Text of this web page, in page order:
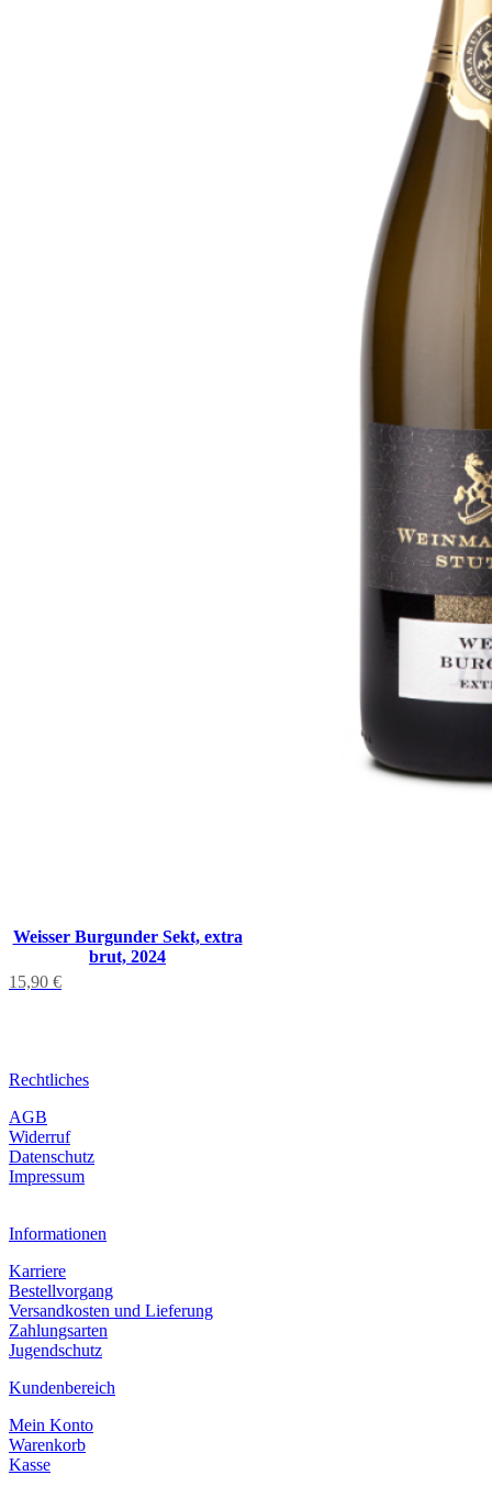
Weisser Burgunder Sekt, extra
brut, 2024
15,90 €
Rechtliches
AGB
Widerruf
Datenschutz
Impressum
Informationen
Karriere
Bestellvorgang
Versandkosten und Lieferung
Zahlungsarten
Jugendschutz
Kundenbereich
Mein Konto
Warenkorb
Kasse